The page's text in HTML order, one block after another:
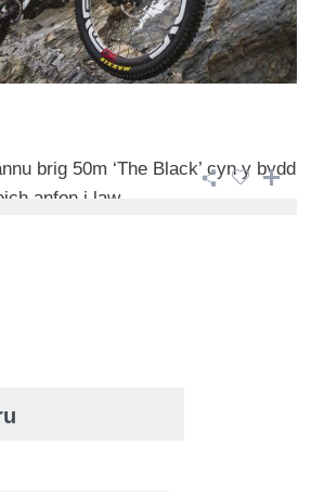
brig 50m ‘The Black’ cyn y bydd
anfon i law ...